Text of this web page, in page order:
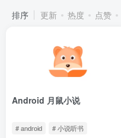
排序
更新 热度 点赞
Android 月鼠小说
# android # 小说听书